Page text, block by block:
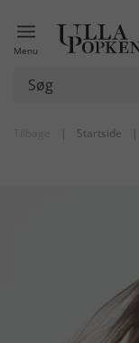
Menu
| Startside |